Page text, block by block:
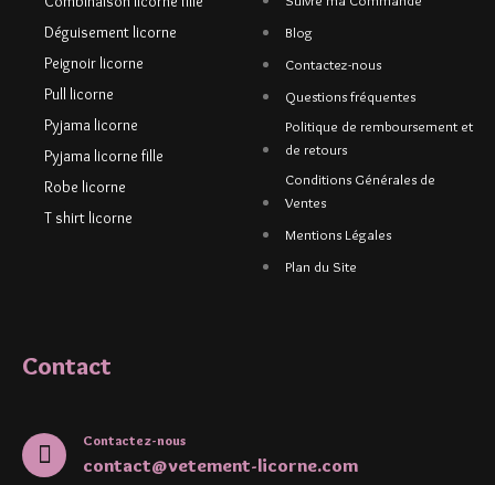
Déguisement licorne
Peignoir licorne
Pull licorne
Pyjama licorne
Pyjama licorne fille
Robe licorne
T shirt licorne
Blog
Contactez-nous
Questions fréquentes
Politique de remboursement et
de retours
Conditions Générales de
Ventes
Mentions Légales
Plan du Site
Contact
Contactez-nous
contact@vetement-licorne.com